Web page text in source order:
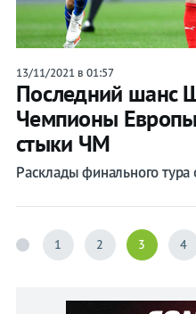
13/11/2021 в 01:57
Последний шанс
Чемпионы Европы
стыки ЧМ
Расклады финального
1 2 3 4